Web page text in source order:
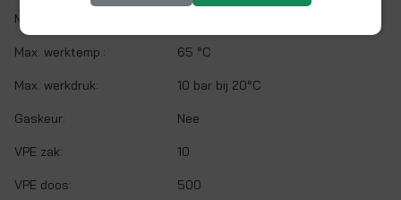
Min. werktemp.:
Max. werktemp.: 65 °C
Max. werkdruk: 10 bar bij 20°C
Gaskeur: Nee
VPE zak: 10
VPE doos: 500